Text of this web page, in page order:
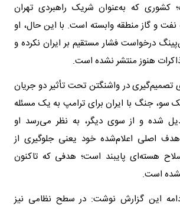
کشوری که به‌عنوان شریک راهبردی تهران
و گاز منطقه وابسته است. با این حال، او
درخواست فشار مستقیم بر ایران نکرده و
هنوز منتشر نشده است.
در واشنگتن تحت تأثیر دو جریان
یک سو، جنگ با ایران برای ترامپ به یک مسئله
شده و از سوی دیگر، به نظر می‌رسد او
اصلی اعلام‌شده خود یعنی جلوگیری از
هسته‌ای پایبند است؛ هدفی که تاکنون
است.
این گزارش نوشت: در سطح نظامی نیز